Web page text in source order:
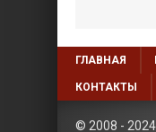
ГЛАВНАЯ
КОНТАКТЫ
© 2008 - 2024